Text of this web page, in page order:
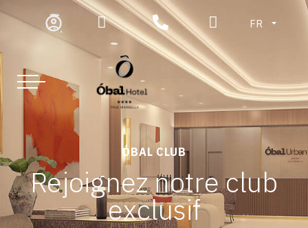
FR
ÓBAL CLUB
Rejoignez notre club
exclusif